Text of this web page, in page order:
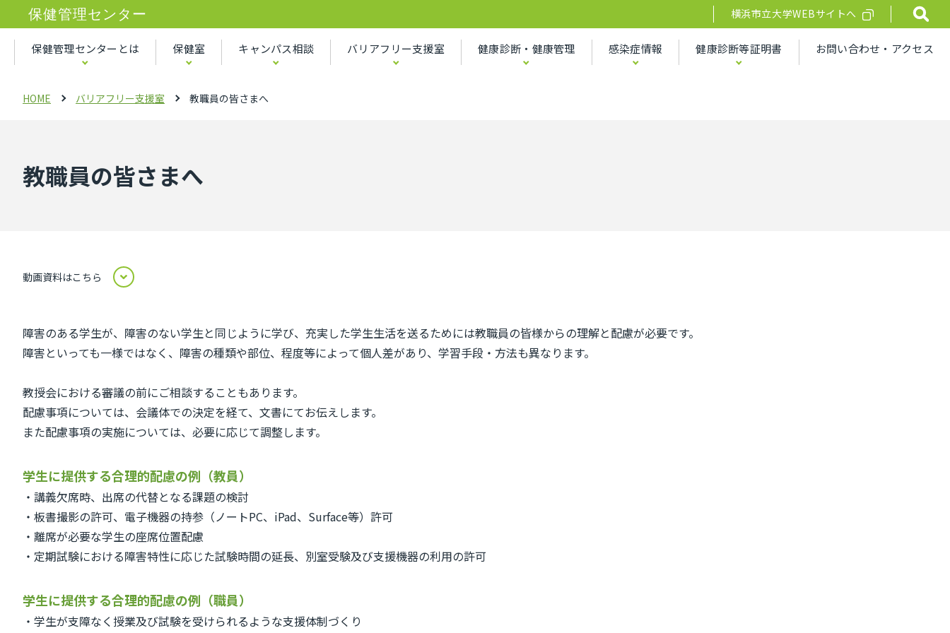
保健管理センター 横浜市立大学WEBサイトへ
保健管理センターとは 保健室 キャンパス相談 バリアフリー支援室 健康診断・健康管理 感染症情報 健康診断等証明書 お問い合わせ・アクセス
HOME バリアフリー支援室 教職員の皆さまへ
教職員の皆さまへ
動画資料はこちら
障害のある学生が、障害のない学生と同じように学び、充実した学生生活を送るためには教職員の皆様からの理解と配慮が必要です。
障害といっても一様ではなく、障害の種類や部位、程度等によって個人差があり、学習手段・方法も異なります。
教授会における審議の前にご相談することもあります。
配慮事項については、会議体での決定を経て、文書にてお伝えします。
また配慮事項の実施については、必要に応じて調整します。
学生に提供する合理的配慮の例（教員）
・講義欠席時、出席の代替となる課題の検討
・板書撮影の許可、電子機器の持参（ノートPC、iPad、Surface等）許可
・離席が必要な学生の座席位置配慮
・定期試験における障害特性に応じた試験時間の延長、別室受験及び支援機器の利用の許可
学生に提供する合理的配慮の例（職員）
・学生が支障なく授業及び試験を受けられるような支援体制づくり